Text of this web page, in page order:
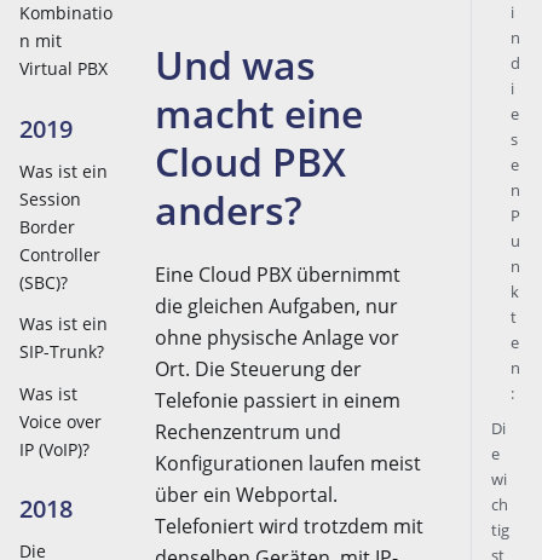
Kombinatio
n mit
Virtual PBX
2019
Was ist ein
Session
Border
Controller
(SBC)?
Was ist ein
SIP-Trunk?
Was ist
Voice over
IP (VoIP)?
2018
Die
Und was
macht eine
Cloud PBX
anders?
Eine Cloud PBX übernimmt
die gleichen Aufgaben, nur
ohne physische Anlage vor
Ort. Die Steuerung der
Telefonie passiert in einem
Rechenzentrum und
Konfigurationen laufen meist
über ein Webportal.
Telefoniert wird trotzdem mit
i
n
d
i
e
s
e
n
P
u
n
k
t
e
n
:
Di
e
wi
ch
tig
st